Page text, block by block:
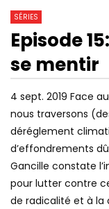
30:28
HISTOIRE DE
AVEC JONATHAN
JUDITH COHEN-
8
16
22
27
28
33
34
40
SÉRIES
Episode
se mentir
4 sept. 2019 Face
nous traversons
déréglement
d’effondrements
Gancille constate
pour lutter contre
de radicalité et à la